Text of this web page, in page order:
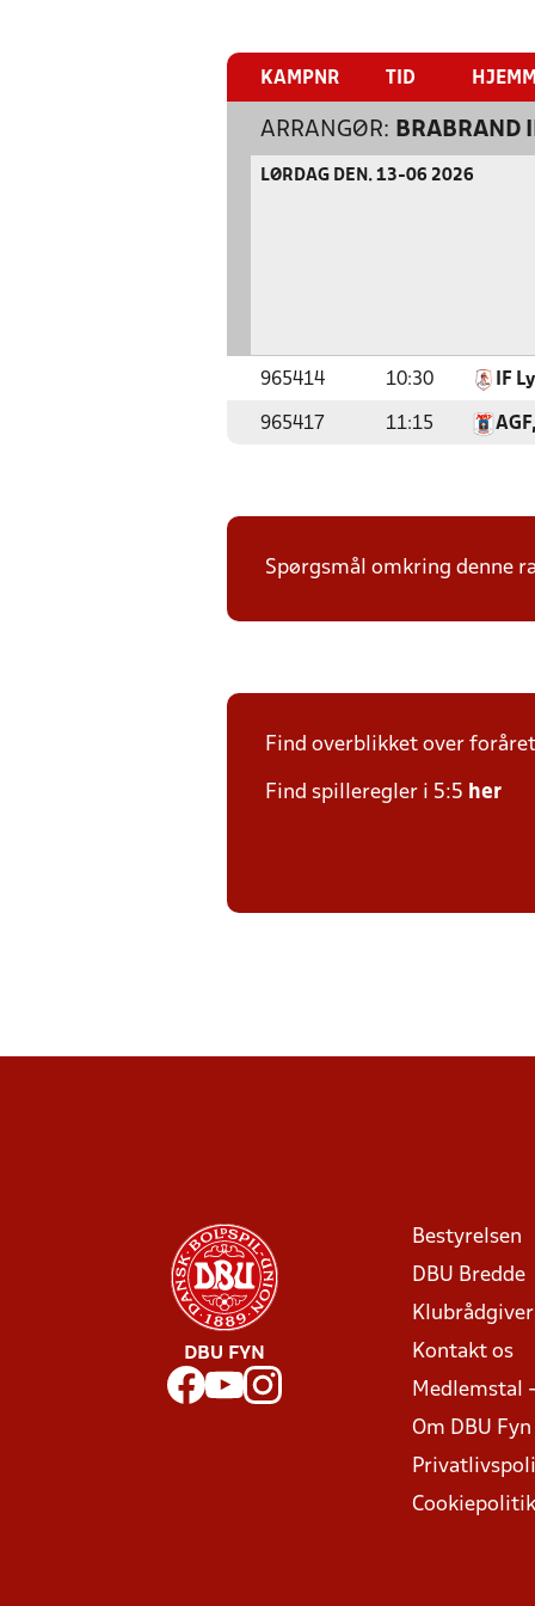
KAMPNR TID
ARRANGØR: BRABRAND
LØRDAG DEN. 13-06 2026
965414 10:30 IF
965417 11:15
Spørgsmål omkring denne
Find overblikket over
Find spilleregler i 5:5 her
DBU FYN
Bestyrelsen
DBU Bredde
Kontakt os
Medlemstal
Om DBU Fyn
Cookiepolitik